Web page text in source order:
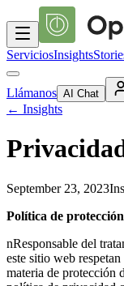
ServiciosInsights
Llámanos AI Chat
← Insights
September 23, 2023
Política de
nResponsable del
este sitio web
materia de protección